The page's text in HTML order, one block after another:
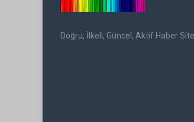
Doğru, İlkeli, Güncel, Aktif Haber